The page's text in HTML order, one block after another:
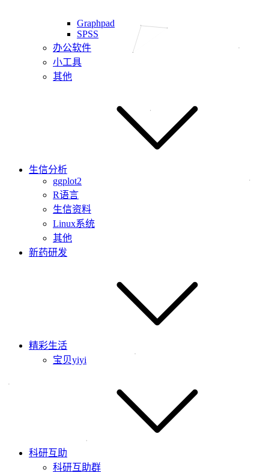
Graphpad
SPSS
办公软件
小工具
其他
生信分析
ggplot2
R语言
生信资料
Linux系统
其他
新药研发
精彩生活
宝贝yiyi
科研互助
科研互助群